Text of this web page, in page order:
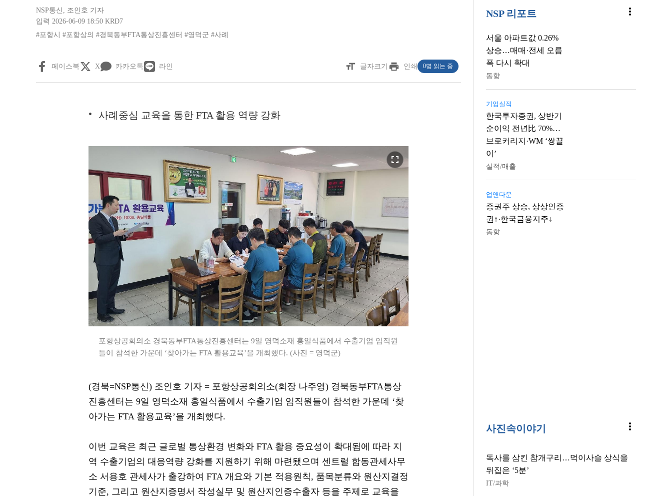
NSP통신 , 조인호 기자
입력 2026-06-09 18:50 KRD7
#포항시
#포항상의 #경북동부FTA통상진흥센터 #영덕군 #사례
페이스북 X 카카오톡 라인 format_size 글자크기 print 인쇄 0명 읽는 중
사례중심 교육을 통한 FTA 활용 역량 강화
fullscreen
포항상공회의소 경북동부FTA통상진흥센터는 9일 영덕소재 홍일식품에서 수출기업 임직원
들이 참석한 가운데 ‘찾아가는 FTA 활용교육’을 개최했다. (사진 = 영덕군)
(경북=NSP통신) 조인호 기자 = 포항상공회의소(회장 나주영) 경북동부FTA통상
진흥센터는 9일 영덕소재 홍일식품에서 수출기업 임직원들이 참석한 가운데 ‘찾
아가는 FTA 활용교육’을 개최했다.
이번 교육은 최근 글로벌 통상환경 변화와 FTA 활용 중요성이 확대됨에 따라 지
역 수출기업의 대응역량 강화를 지원하기 위해 마련됐으며 센트럴 합동관세사무
소 서용호 관세사가 출강하여 FTA 개요와 기본 적용원칙, 품목분류와 원산지결정
기준, 그리고 원산지증명서 작성실무 및 원산지인증수출자 등을 주제로 교육을
NSP 리포트 more_vert
서울 아파트값 0.26%
상승…매매·전세 오름
폭 다시 확대
동향
기업실적
한국투자증권, 상반기
순이익 전년比 70%…
브로커리지·WM ‘쌍끌
이’
실적/매출
업앤다운
증권주 상승, 상상인증
권↑·한국금융지주↓
동향
사진속이야기 more_vert
독사를 삼킨 참개구리…먹이사슬 상식을
뒤집은 ‘5분’
IT/과학